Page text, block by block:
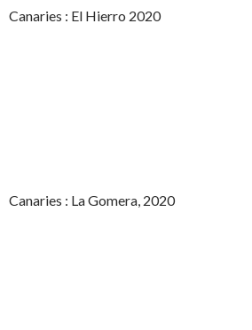
Canaries : El Hierro 2020
Canaries : La Gomera, 2020